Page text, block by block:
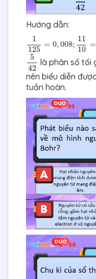
Hướng dẫn:
1
125
= 0,008;
11
10
=
125 10=
5
42
542
là phân số tối
nên biểu diễn
tuần hoàn.